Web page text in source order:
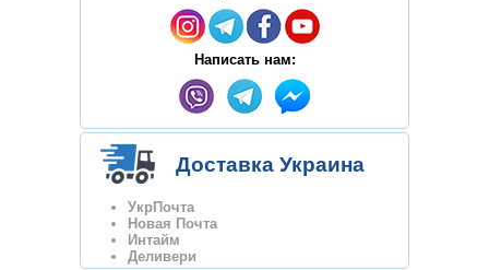
Написать нам:
Доставка Украина
УкрПочта
Новая Почта
Интайм
Деливери